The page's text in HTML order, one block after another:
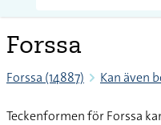
Forssa
Forssa (14887) Kan även
Teckenformen för Forssa